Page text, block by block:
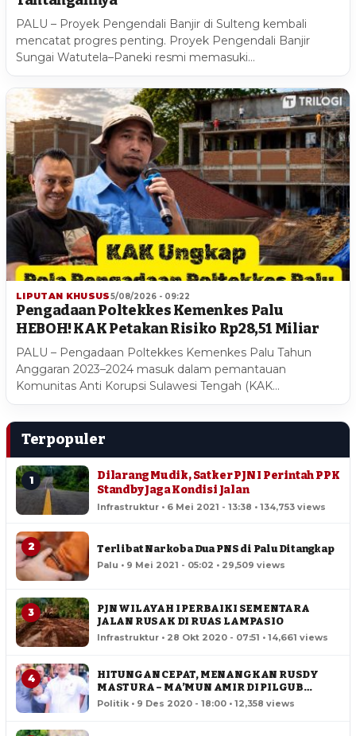
PALU – Proyek Pengendali Banjir di Sulteng kembali
mencatat progres penting. Proyek Pengendali Banjir
Sungai Watutela–Paneki resmi memasuki…
LIPUTAN KHUSUS5/08/2026 - 09:22
Pengadaan Poltekkes Kemenkes Palu
HEBOH! KAK Petakan Risiko Rp28,51 Miliar
PALU – Pengadaan Poltekkes Kemenkes Palu Tahun
Anggaran 2023–2024 masuk dalam pemantauan
Komunitas Anti Korupsi Sulawesi Tengah (KAK…
Terpopuler
1
Dilarang Mudik, Satker PJN I Perintah PPK
Standby Jaga Kondisi Jalan
Infrastruktur • 6 Mei 2021 - 13:38 • 134,753 views
2 Terlibat Narkoba Dua PNS di Palu Ditangkap
Palu • 9 Mei 2021 - 05:02 • 29,509 views
3
PJN WILAYAH I PERBAIKI SEMENTARA
JALAN RUSAK DI RUAS LAMPASIO
Infrastruktur • 28 Okt 2020 - 07:51 • 14,661 views
4
HITUNGAN CEPAT, MENANGKAN RUSDY
MASTURA – MA’MUN AMIR DI PILGUB
SULTENG
Politik • 9 Des 2020 - 18:00 • 12,358 views